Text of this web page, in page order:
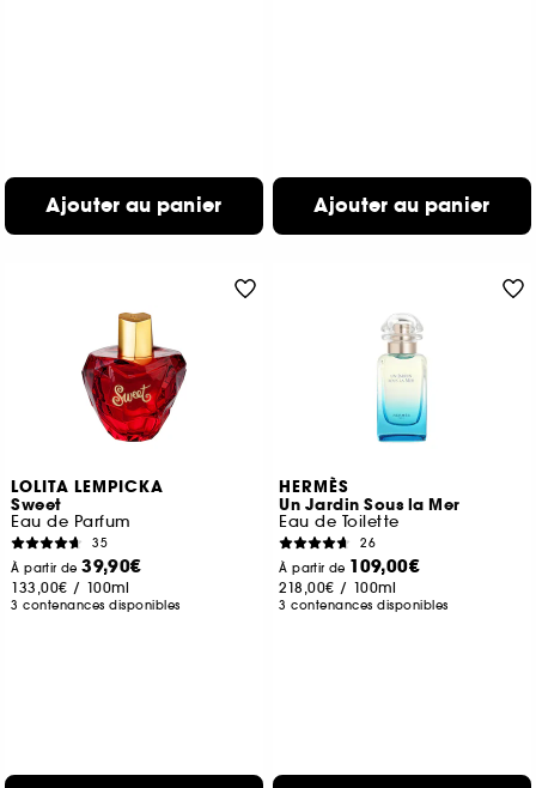
Ajouter au panier Ajouter au panier
LOLITA LEMPICKA
Sweet
Eau de Parfum
35
À partir de39,90€
133,00€ / 100ml
3 contenances disponibles
HERMÈS
Un Jardin Sous la Mer
Eau de Toilette
26
À partir de 109,00€
218,00€ / 100ml
3 contenances disponibles